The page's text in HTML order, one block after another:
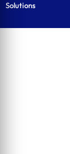
Solutions